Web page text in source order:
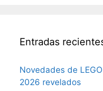
Entradas
Novedades de
2026 revelados